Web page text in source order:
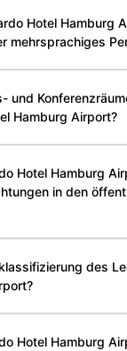
Hotel Hamburg
mehrsprachiges
und
Hamburg Airport?
Hotel Hamburg
in den
des
Hotel Hamburg